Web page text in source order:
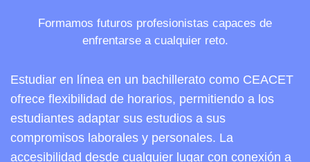
Formamos futuros profesionistas capaces de
enfrentarse a cualquier reto.
Estudiar en línea en un bachillerato como CEACET
ofrece flexibilidad de horarios, permitiendo a los
estudiantes adaptar sus estudios a sus
compromisos laborales y personales. La
accesibilidad desde cualquier lugar con conexión a